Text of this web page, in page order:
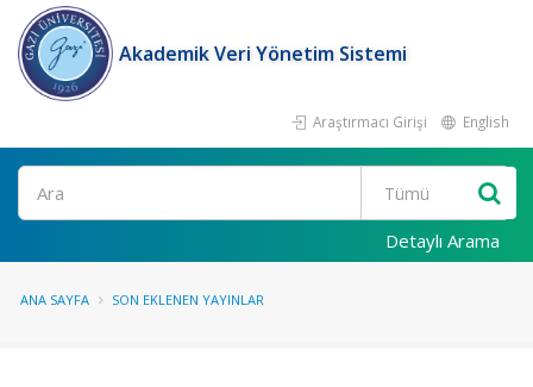
Akademik Veri Yönetim Sistemi
Araştırmacı Girişi English
Ara
Detaylı Arama
ANA SAYFA SON EKLENEN YAYINLAR